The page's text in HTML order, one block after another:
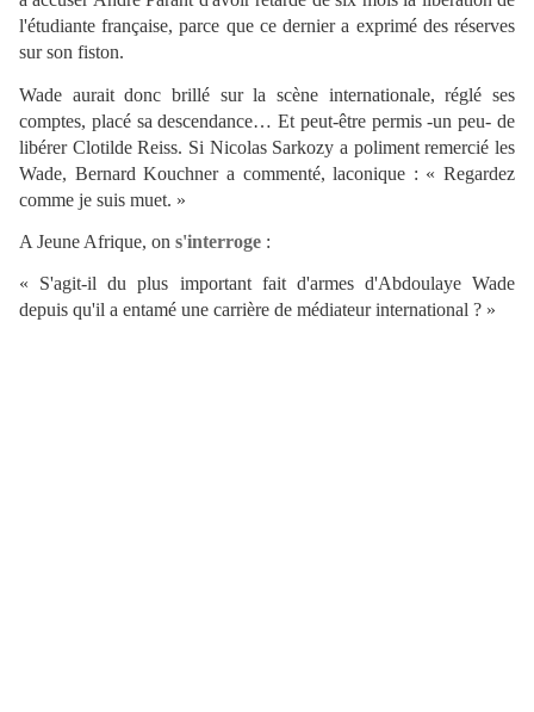
l'étudiante française, parce que ce dernier a exprimé des réserves
sur son fiston.
Wade aurait donc brillé sur la scène internationale, réglé ses
comptes, placé sa descendance… Et peut-être permis -un peu- de
libérer Clotilde Reiss. Si Nicolas Sarkozy a poliment remercié les
Wade, Bernard Kouchner a commenté, laconique : « Regardez
comme je suis muet. »
A Jeune Afrique, on s'interroge :
« S'agit-il du plus important fait d'armes d'Abdoulaye Wade
depuis qu'il a entamé une carrière de médiateur international ? »